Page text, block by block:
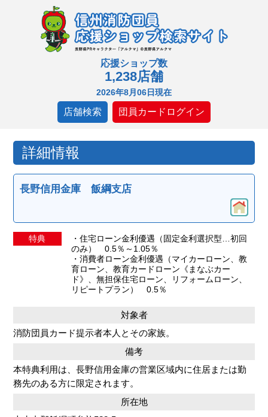
応援ショップ数
1,238店舗
2026年8月06日現在
店舗検索 団員カードログイン
詳細情報
長野信用金庫 飯綱支店
特典
・住宅ローン金利優遇（固定金利選択型…初回
のみ） 0.5％～1.05％
・消費者ローン金利優遇（マイカーローン、教
育ローン、教育カードローン《まなぶカー
ド》、無担保住宅ローン、リフォームローン、
リピートプラン） 0.5％
対象者
消防団員カード提示者本人とその家族。
備考
本特典利用は、長野信用金庫の営業区域内に住居または勤
務先のある方に限定されます。
所在地